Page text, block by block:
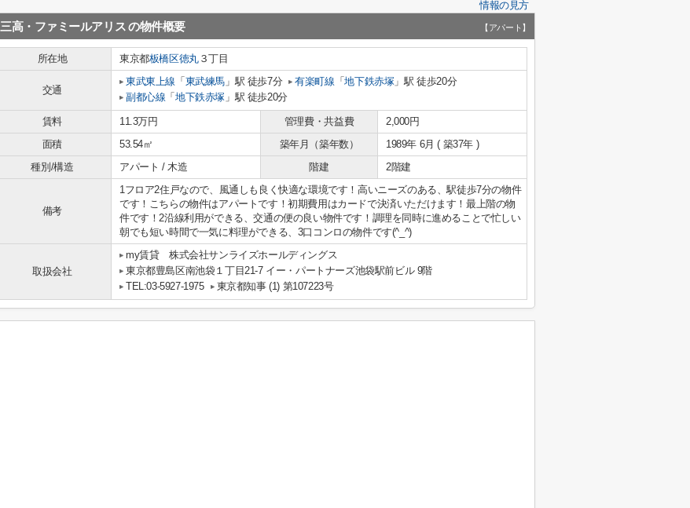
情報の見方
三高・ファミールアリス の物件概要 【アパート】
所在地 東京都板橋区徳丸３丁目
交通
東武東上線 「 東武練馬 」駅 徒歩7分 有楽町線 「地下鉄赤塚」駅 徒歩20分
副都心線 「地下鉄赤塚 」駅 徒歩20分
賃料 11.3万円 管理費・共益費
2,000円
面積
53.54㎡ 築年月（築年数）
1989年 6月 ( 築37年 )
種別/構造
アパート / 木造 階建 2階建
備考
1フロア2住戸なので、風通しも良く快適な環境です！高いニーズのある、駅徒歩7分の物件
です！こちらの物件はアパートです！初期費用はカードで決済いただけます！最上階の物
件です！2沿線利用ができる、交通の便の良い物件です！調理を同時に進めることで忙しい
朝でも短い時間で一気に料理ができる、3口コンロの物件です(^_^)
取扱会社
my賃貸 株式会社サンライズホールディングス
東京都豊島区南池袋１丁目21-7 イー・パートナーズ池袋駅前ビル 9階
TEL:03-5927-1975
東京都知事 (1) 第107223号